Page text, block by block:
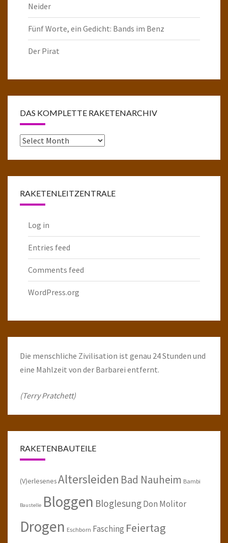
Neider
Fünf Worte, ein Gedicht: Bands im Benz
Der Pirat
DAS KOMPLETTE RAKETENARCHIV
Das
RAKETENLEITZENTRALE
Log in
Entries feed
Comments feed
WordPress.org
Die menschliche Zivilisation ist genau 24 Stunden und
eine Mahlzeit von der Barbarei entfernt.
(Terry Pratchett)
RAKETENBAUTEILE
(V)erlesenesAltersleiden Bad Nauheim Bambi
Baustelle Bloggen BloglesungDon Molitor
Drogen Eschborn Fasching Feiertag